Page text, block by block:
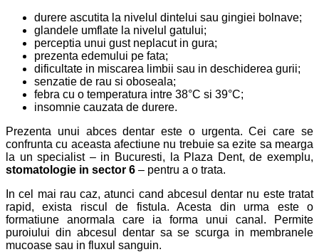
durere ascutita la nivelul dintelui sau gingiei bolnave;
glandele umflate la nivelul gatului;
perceptia unui gust neplacut in gura;
prezenta edemului pe fata;
dificultate in miscarea limbii sau in deschiderea gurii;
senzatie de rau si oboseala;
febra cu o temperatura intre 38°C si 39°C;
insomnie cauzata de durere.
Prezenta unui abces dentar este o urgenta. Cei care se
confrunta cu aceasta afectiune nu trebuie sa ezite sa mearga
la un specialist – in Bucuresti, la Plaza Dent, de exemplu,
stomatologie in sector 6 – pentru a o trata.
In cel mai rau caz, atunci cand abcesul dentar nu este tratat
rapid, exista riscul de fistula. Acesta din urma este o
formatiune anormala care ia forma unui canal. Permite
puroiului din abcesul dentar sa se scurga in membranele
mucoase sau in fluxul sanguin.